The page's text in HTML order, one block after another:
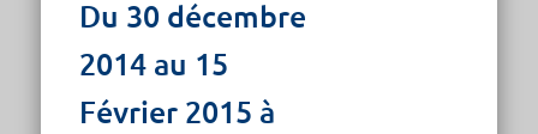
Du 30 décembre
2014 au 15
Février 2015 à